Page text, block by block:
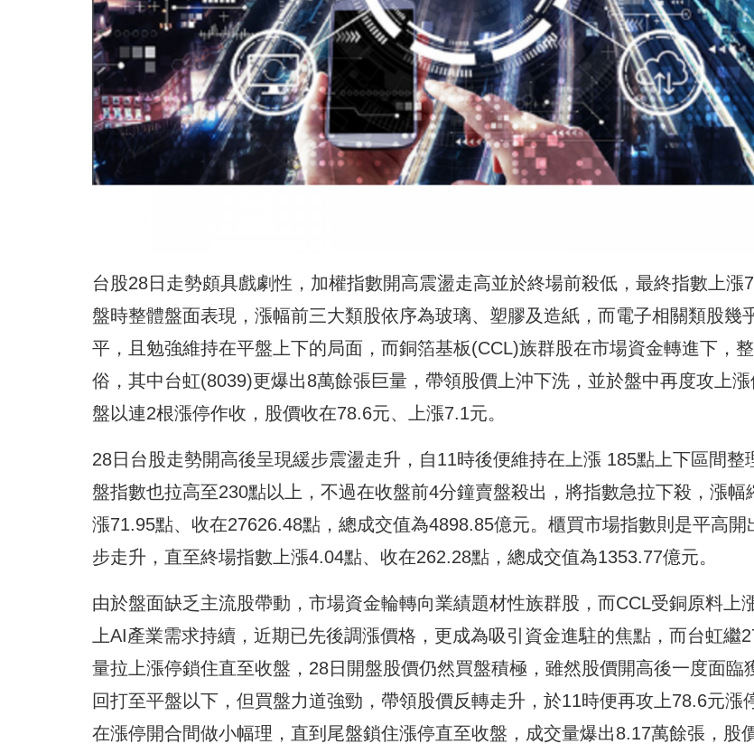
台股28日走勢頗具戲劇性，加權指數開高震盪走高並於終場前殺低，最終指數上漲
盤時整體盤面表現，漲幅前三大類股依序為玻璃、塑膠及造紙，而電子相關類股幾
平，且勉強維持在平盤上下的局面，而銅箔基板(CCL)族群股在市場資金轉進下，
俗，其中台虹(8039)更爆出8萬餘張巨量，帶領股價上沖下洗，並於盤中再度攻上
盤以連2根漲停作收，股價收在78.6元、上漲7.1元。
28日台股走勢開高後呈現緩步震盪走升，自11時後便維持在上漲 185點上下區間整
盤指數也拉高至230點以上，不過在收盤前4分鐘賣盤殺出，將指數急拉下殺，漲幅
漲71.95點、收在27626.48點，總成交值為4898.85億元。櫃買市場指數則是平高開
步走升，直至終場指數上漲4.04點、收在262.28點，總成交值為1353.77億元。
由於盤面缺乏主流股帶動，市場資金輪轉向業績題材性族群股，而CCL受銅原料上
上AI產業需求持續，近期已先後調漲價格，更成為吸引資金進駐的焦點，而台虹繼
量拉上漲停鎖住直至收盤，28日開盤股價仍然買盤積極，雖然股價開高後一度面臨
回打至平盤以下，但買盤力道強勁，帶領股價反轉走升，於11時便再攻上78.6元漲
在漲停開合間做小幅理，直到尾盤鎖住漲停直至收盤，成交量爆出8.17萬餘張，股